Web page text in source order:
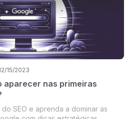
15/2023
aparecer nas primeiras
SEO e aprenda a dominar as